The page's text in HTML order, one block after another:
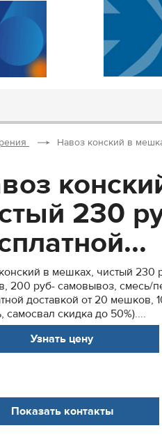
Навоз конский в
230
в мешках, чистый 230
200 руб- самовывоз, смесь/
доставкой от 20
самосвал скидка до 50%)....
Узнать цену
Показать контакты